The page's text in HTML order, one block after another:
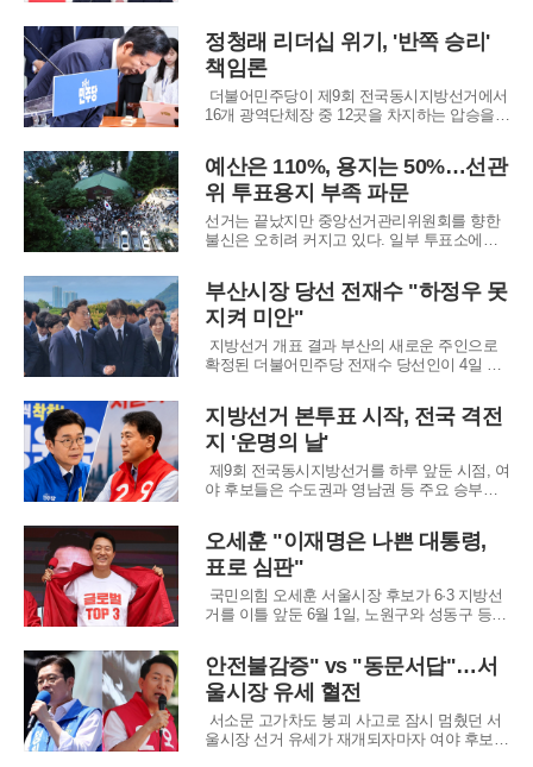
를 드러냈다. 장 대표는 8일 열린 당 최고위원
회의에서 중앙선거관리위원회의 부실 관리를
강하게 비판하며 국정조사나 특검보다 재선거
가 우선이라는 입장을 공식화했다. 이는 선거
패배 직
정청래 리더십 위기, '반쪽 승리'
책임론
더불어민주당이 제9회 전국동시지방선거에서
16개 광역단체장 중 12곳을 차지하는 압승을
서울시장 자리를 놓치면서 정청래 대표의 리더
십이 시험대에 올랐다. 민주당은 4년 전 참패를
딛고 경기와 부산, 울산 등 주요 전략 요충지를
탈환하며 이재명 정부의 국정 운영 동력을
예산은 110%, 용지는 50%…선관
위 투표용지 부족 파문
선거는 끝났지만 중앙선거관리위원회를 향한
불신은 오히려 커지고 있다. 일부 투표소에서
정 착오를 넘어 선거 관리 체계 전반의 문제로
번지는 분위기다.중앙선관위에 따르면 지난 3
일 서울 송파구 12곳과 강남구·광진구 각 1곳
등 모두 14개 투표소에서 투표용지가 부족해지
는 일이 발
부산시장 당선 전재수 "하정우 못
지켜 미안"
지방선거 개표 결과 부산의 새로운 주인으로
확정된 더불어민주당 전재수 당선인이 4일 공
산 동래구 충렬사를 찾아 호국영령을 참배한
뒤, 곧바로 경남 김해 봉하마을로 이동해 고 노
무현 전 대통령의 묘역을 찾았다. 현직 시장인
박형준 후보를 꺾고 승리한 기쁨을 누릴 법도
지방선거 본투표 시작, 전국 격전
지 '운명의 날'
제9회 전국동시지방선거를 하루 앞둔 시점, 여
야 후보들은 수도권과 영남권 등 주요 승부처
민주당은 이재명 정부의 안정적인 국정 운영을
위한 지원론과 야권 심판을 전면에 내세웠고,
국민의힘은 거대 여당의 독주를 막기 위한 견
제론과 인물론으로 맞불을 놓았다. 서울시장
선거
오세훈 "이재명은 나쁜 대통령,
표로 심판"
국민의힘 오세훈 서울시장 후보가 6·3 지방선
거를 이틀 앞둔 6월 1일, 노원구와 성동구 등
향한 파상공세를 펼쳤다. 오 후보는 이날 유세
에서 이재명 대통령을 국민을 편 가르기 하는
나쁜 대통령으로 규정하며, 이번 선거를 통해
독주하는 정권을 겸손하게 만들어야 한다
안전불감증" vs "동문서답"…서
울시장 유세 혈전
서소문 고가차도 붕괴 사고로 잠시 멈췄던 서
울시장 선거 유세가 재개되자마자 여야 후보